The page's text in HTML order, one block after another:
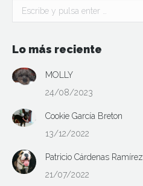
Buscar:
Lo más reciente
MOLLY
24/08/2023
Cookie García Breton
13/12/2022
Patricio Cárdenas Ramírez
21/07/2022